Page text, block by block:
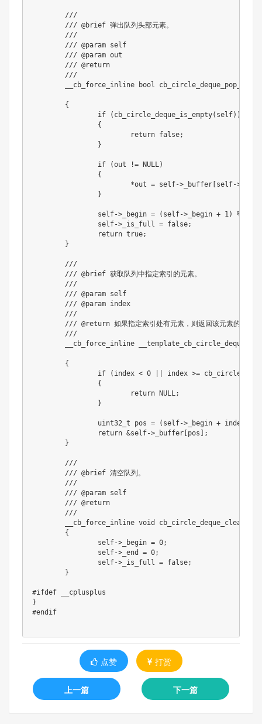
///
/// @brief 弹出队列头部元素。
///
/// @param self
/// @param out
/// @return
///
	__cb_force_inline
bool cb_circle_deque_pop_front
{
if
( cb_circle_deque_is_empty( self) )
{
return false;
}
if (out != NULL)
{
*out = self-> _buffer self->
}
		self
-> _begin = ( self-> _begin + 1) %
		self
-> _is_full = false;
return true;
}
///
/// @brief 获取队列中指定索引的元素。
///
/// @param self
/// @param index
///
/// @return 如果指定索引处有元素，则返回该元素的指针，
///
__cb_force_inline
{
if
( index < 0 index >=
{
return
NULL;
}
uint32_t pos = ( self-> _begin + index
return &self-> _buffer pos
;
}
///
/// @brief 清空队列。
///
/// @param self
/// @return
///
	__cb_force_inline
void cb_circle_deque_clear
{
		self
-> _begin = 0;
		self
-> _end = 0;
		self
-> _is_full = false;
}
#ifdef
__cplusplus
}
#endif
点赞 打赏
上一篇 下一篇